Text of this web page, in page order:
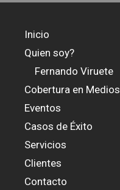
Inicio
Quien soy?
Fernando Viruete
Cobertura en Medios
Eventos
Casos de Éxito
Servicios
Clientes
Contacto